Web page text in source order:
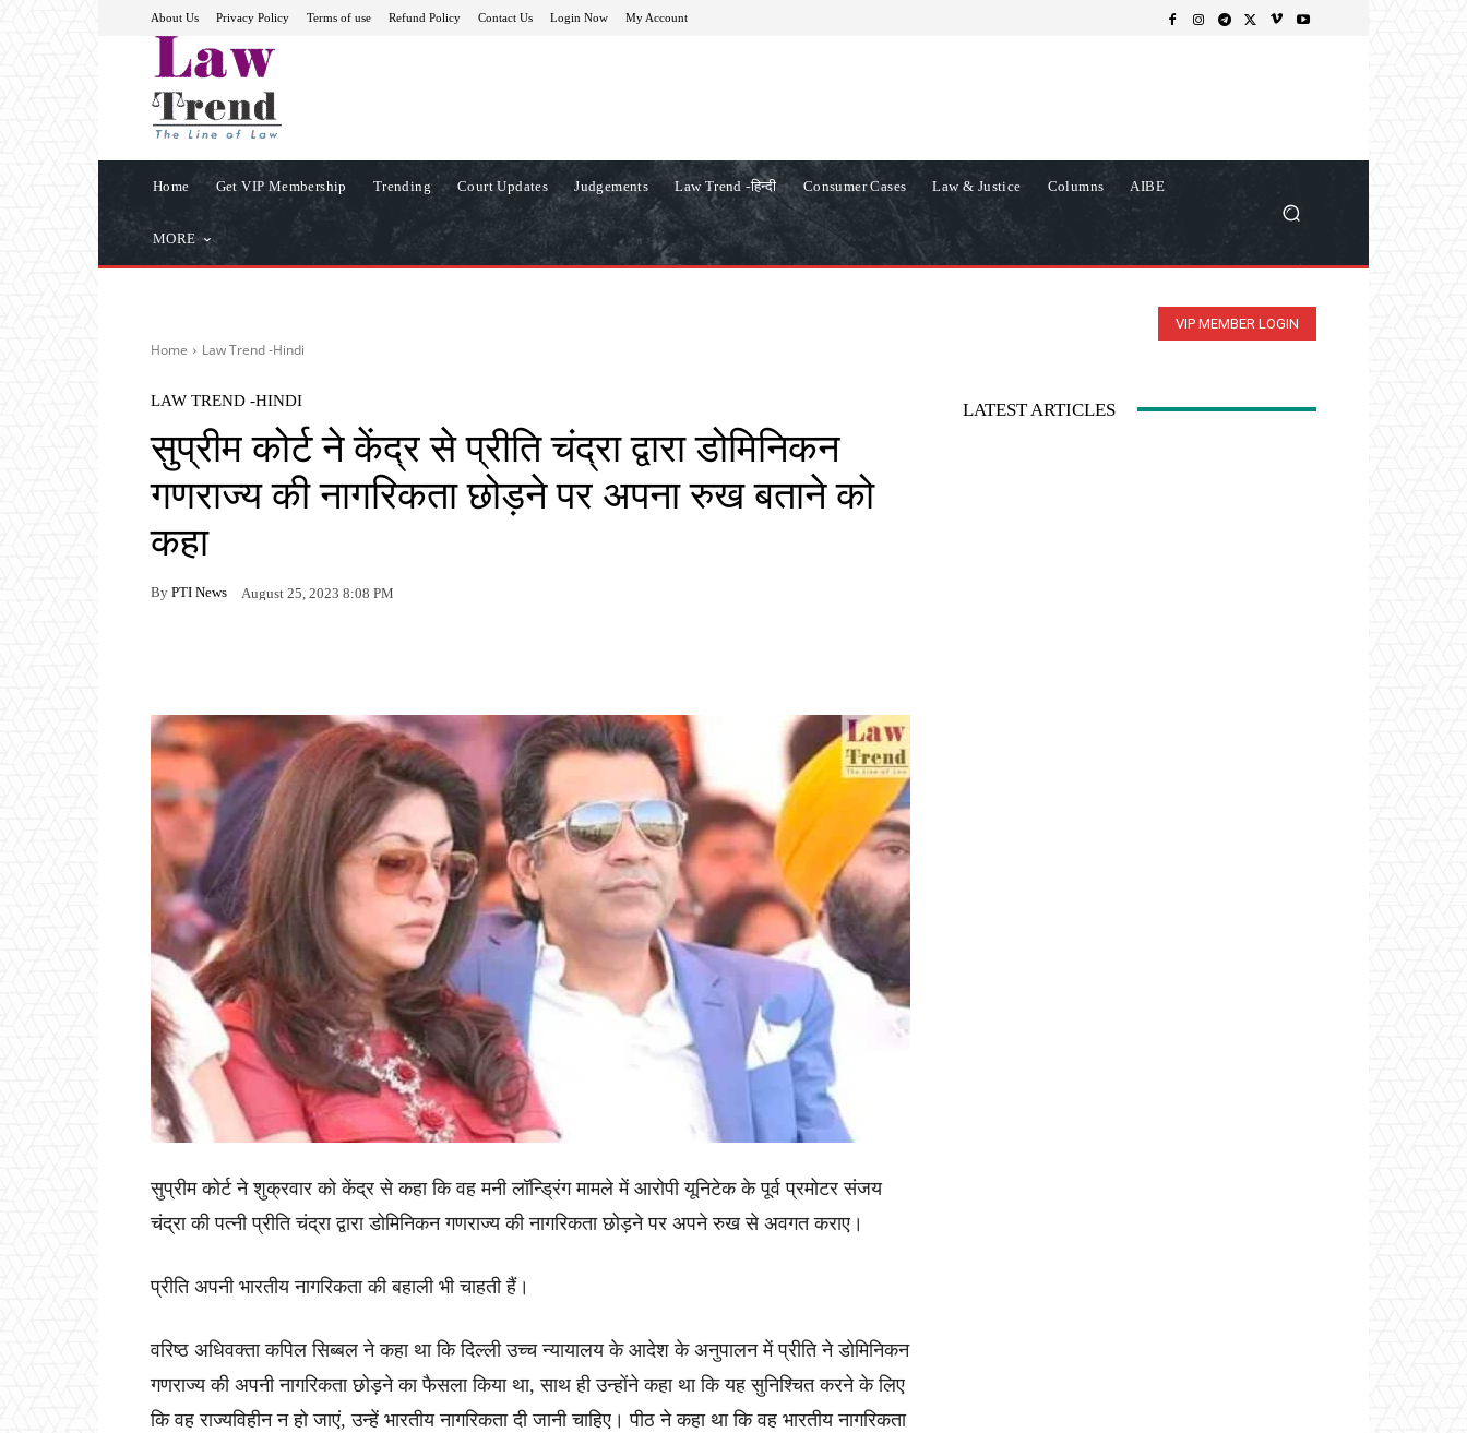
About Us Privacy Policy Terms of use Refund Policy Contact Us Login Now My Account
Home Get VIP Membership Trending Court Updates Judgements Law Trend -हिन्दी Consumer Cases Law & Justice Columns AIBE
MORE
VIP MEMBER LOGIN
Home Law Trend -Hindi
LAW TREND -HINDI
सुप्रीम कोर्ट ने केंद्र से प्रीति चंद्रा द्वारा डोमिनिकन
गणराज्य की नागरिकता छोड़ने पर अपना रुख बताने को
कहा
By PTI News August 25, 2023 8:08 PM
सुप्रीम कोर्ट ने शुक्रवार को केंद्र से कहा कि वह मनी लॉन्ड्रिंग मामले में आरोपी यूनिटेक के पूर्व प्रमोटर संजय
चंद्रा की पत्नी प्रीति चंद्रा द्वारा डोमिनिकन गणराज्य की नागरिकता छोड़ने पर अपने रुख से अवगत कराए।
प्रीति अपनी भारतीय नागरिकता की बहाली भी चाहती हैं।
वरिष्ठ अधिवक्ता कपिल सिब्बल ने कहा था कि दिल्ली उच्च न्यायालय के आदेश के अनुपालन में प्रीति ने डोमिनिकन
गणराज्य की अपनी नागरिकता छोड़ने का फैसला किया था, साथ ही उन्होंने कहा था कि यह सुनिश्चित करने के लिए
कि वह राज्यविहीन न हो जाएं, उन्हें भारतीय नागरिकता दी जानी चाहिए। पीठ ने कहा था कि वह भारतीय नागरिकता
LATEST ARTICLES